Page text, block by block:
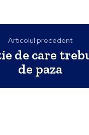
Articolul precedent
de care
de paza